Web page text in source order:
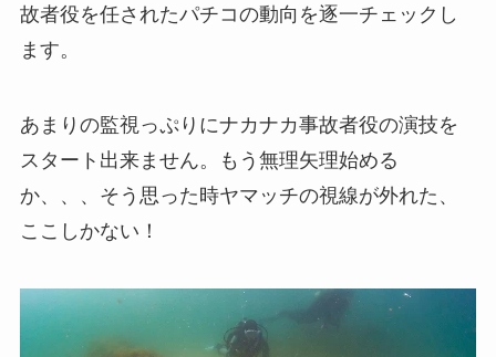
故者役を任されたパチコの動向を逐一チェックし
ます。
あまりの監視っぷりにナカナカ事故者役の演技を
スタート出来ません。もう無理矢理始める
か、、、そう思った時ヤマッチの視線が外れた、
ここしかない！